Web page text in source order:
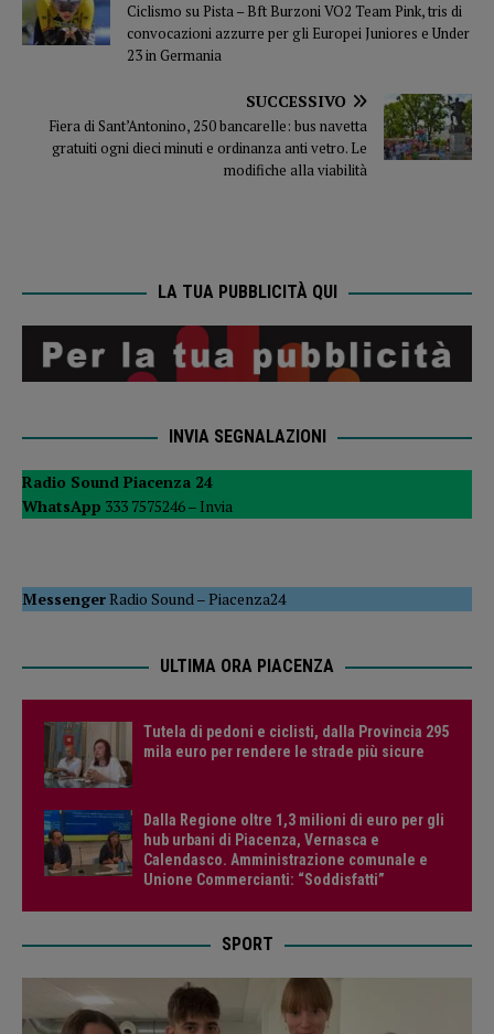
Ciclismo su Pista – Bft Burzoni VO2 Team Pink, tris di
convocazioni azzurre per gli Europei Juniores e Under
23 in Germania
SUCCESSIVO
Fiera di Sant’Antonino, 250 bancarelle: bus navetta
gratuiti ogni dieci minuti e ordinanza anti vetro. Le
modifiche alla viabilità
LA TUA PUBBLICITÀ QUI
INVIA SEGNALAZIONI
Radio Sound Piacenza 24
WhatsApp 333 7575246 – Invia
MessengerRadio Sound –Piacenza24
ULTIMA ORA PIACENZA
Tutela di pedoni e ciclisti, dalla Provincia 295
mila euro per rendere le strade più sicure
Dalla Regione oltre 1,3 milioni di euro per gli
hub urbani di Piacenza, Vernasca e
Calendasco. Amministrazione comunale e
Unione Commercianti: “Soddisfatti”
SPORT